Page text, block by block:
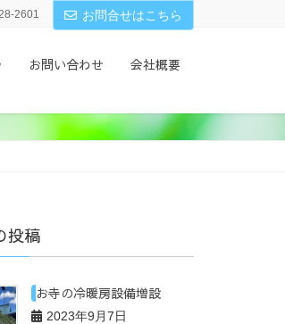
2601 お問合せはこちら
お問い合わせ 会社概要
投稿
お寺の冷暖房設備増設
2023年9月7日